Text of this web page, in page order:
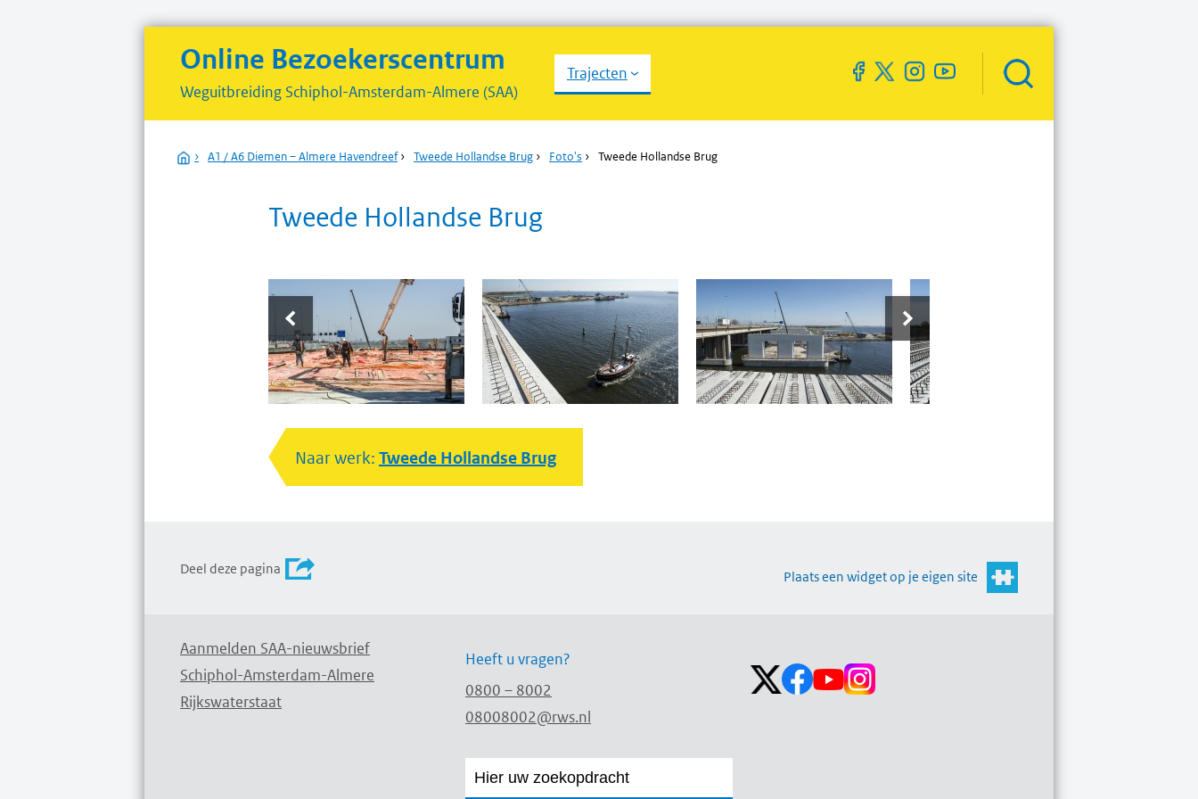
Online Bezoekerscentrum
Weguitbreiding Schiphol-Amsterdam-Almere (SAA)
Trajecten
Zoekveld
openen
Home
› A1 / A6 Diemen – Almere Havendreef› Tweede Hollandse Brug › Foto's › Tweede Hollandse Brug
Tweede Hollandse Brug
Naar werk: Tweede Hollandse Brug
Deel deze pagina Plaats een widget op je eigen site
Aanmelden SAA-nieuwsbrief
Schiphol-Amsterdam-Almere
Rijkswaterstaat
Heeft u vragen?
0800 – 8002
08008002@rws.nl